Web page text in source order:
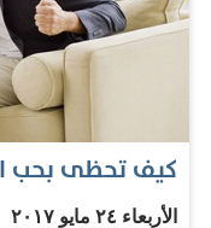
لأن هذا النوع من
بكفاءة، بأن تكون
كيف تحظى بحب الناس
الأربعاء ٢٤ مايو ٢٠١٧